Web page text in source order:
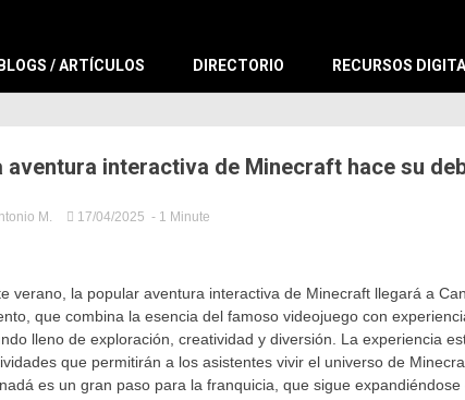
BLOGS / ARTÍCULOS DIRECTORIO RECURSOS
aventura interactiva de Minecraft hace su
M.
17/04/2025 - 1 Minute
verano, la popular aventura interactiva de Minecraft llegará a
que combina la esencia del famoso videojuego con
lleno de exploración, creatividad y diversión. La experiencia
que permitirán a los asistentes vivir el universo de
es un gran paso para la franquicia, que sigue